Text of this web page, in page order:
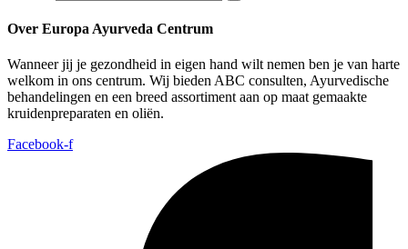
Over Europa Ayurveda Centrum
Wanneer jij je gezondheid in eigen hand wilt nemen ben je van harte
welkom in ons centrum. Wij bieden ABC consulten, Ayurvedische
behandelingen en een breed assortiment aan op maat gemaakte
kruidenpreparaten en oliën.
Facebook-f